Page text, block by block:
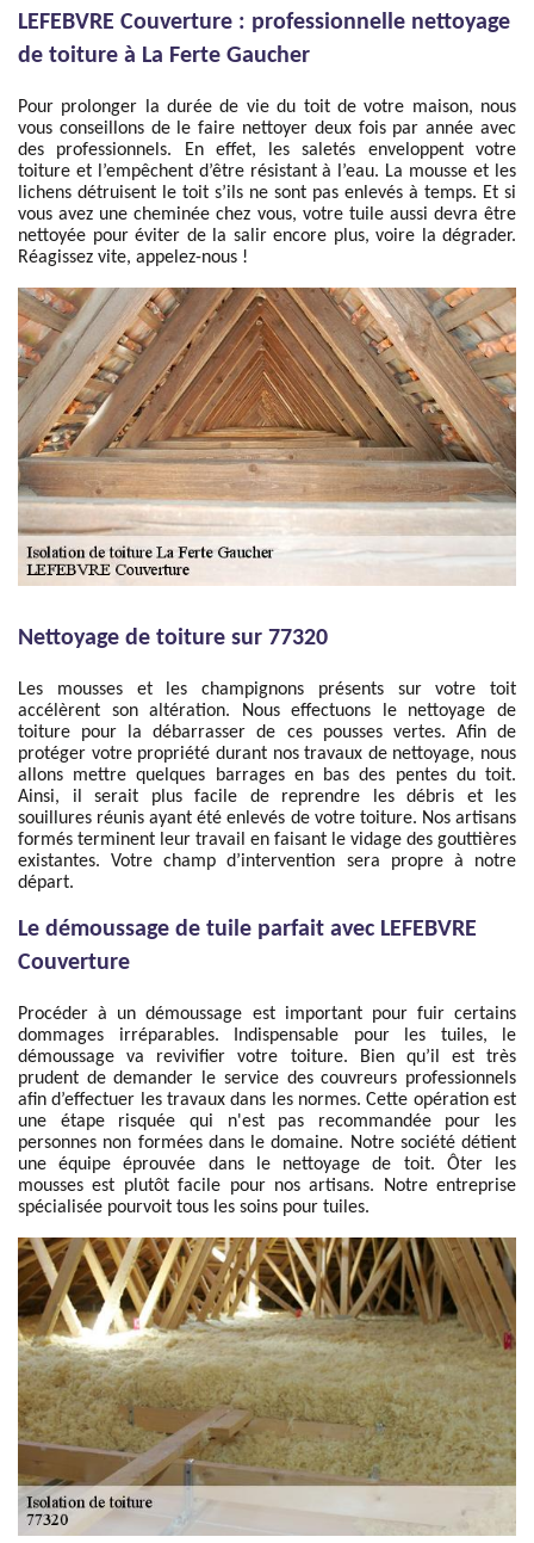
LEFEBVRE Couverture : professionnelle nettoyage
de toiture à La Ferte Gaucher
Pour prolonger la durée de vie du toit de votre maison, nous
vous conseillons de le faire nettoyer deux fois par année avec
des professionnels. En effet, les saletés enveloppent votre
toiture et l’empêchent d’être résistant à l’eau. La mousse et les
lichens détruisent le toit s’ils ne sont pas enlevés à temps. Et si
vous avez une cheminée chez vous, votre tuile aussi devra être
nettoyée pour éviter de la salir encore plus, voire la dégrader.
Réagissez vite, appelez-nous !
Nettoyage de toiture sur 77320
Les mousses et les champignons présents sur votre toit
accélèrent son altération. Nous effectuons le nettoyage de
toiture pour la débarrasser de ces pousses vertes. Afin de
protéger votre propriété durant nos travaux de nettoyage, nous
allons mettre quelques barrages en bas des pentes du toit.
Ainsi, il serait plus facile de reprendre les débris et les
souillures réunis ayant été enlevés de votre toiture. Nos artisans
formés terminent leur travail en faisant le vidage des gouttières
existantes. Votre champ d’intervention sera propre à notre
départ.
Le démoussage de tuile parfait avec LEFEBVRE
Couverture
Procéder à un démoussage est important pour fuir certains
dommages irréparables. Indispensable pour les tuiles, le
démoussage va revivifier votre toiture. Bien qu’il est très
prudent de demander le service des couvreurs professionnels
afin d’effectuer les travaux dans les normes. Cette opération est
une étape risquée qui n'est pas recommandée pour les
personnes non formées dans le domaine. Notre société détient
une équipe éprouvée dans le nettoyage de toit. Ôter les
mousses est plutôt facile pour nos artisans. Notre entreprise
spécialisée pourvoit tous les soins pour tuiles.